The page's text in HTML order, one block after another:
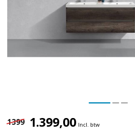
1399 1.399,00 Incl. btw